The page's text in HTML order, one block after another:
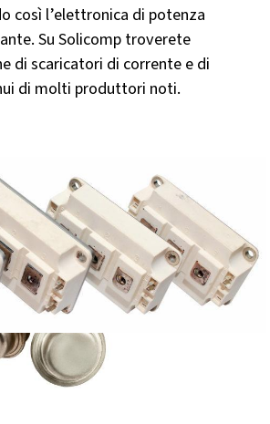
così l’elettronica di potenza
Su Solicomp troverete
di scaricatori di corrente e di
di molti produttori noti.